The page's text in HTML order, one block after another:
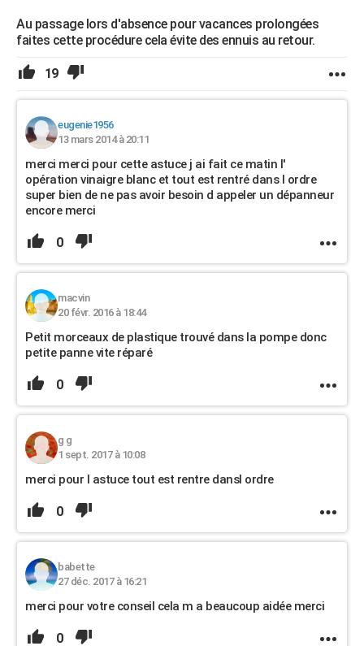
Au passage lors d'absence pour vacances prolongées
faites cette procédure cela évite des ennuis au retour.
19
eugenie1956
13 mars 2014 à 20:11
merci merci pour cette astuce j ai fait ce matin l'
opération vinaigre blanc et tout est rentré dans l ordre
super bien de ne pas avoir besoin d appeler un dépanneur
encore merci
0
macvin
20 févr. 2016 à 18:44
Petit morceaux de plastique trouvé dans la pompe donc
petite panne vite réparé
0
g g
1 sept. 2017 à 10:08
merci pour l astuce tout est rentre dansl ordre
0
babette
27 déc. 2017 à 16:21
merci pour votre conseil cela m a beaucoup aidée merci
0